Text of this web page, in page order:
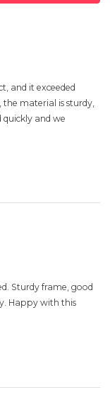
and it exceeded
the material is sturdy,
and we
Sturdy frame, good
Happy with this